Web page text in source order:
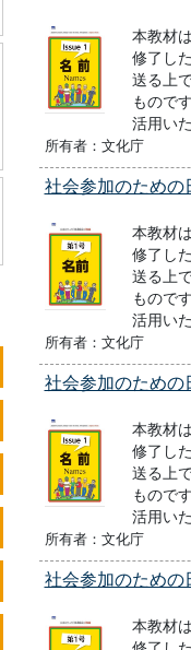
本教材
修了し
送る上
もので
活用い
所有者：文化庁
社会参加のための
本教材
修了し
送る上
もので
活用い
所有者：文化庁
社会参加のための
本教材
修了し
送る上
もので
活用い
所有者：文化庁
社会参加のための
本教材